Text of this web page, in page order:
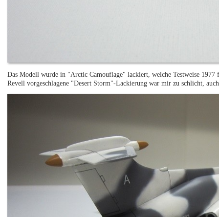
Das Modell wurde in "Arctic Camouflage" lackiert, welche Testweise
Revell vorgeschlagene "Desert Storm"-Lackierung war mir zu schlicht,